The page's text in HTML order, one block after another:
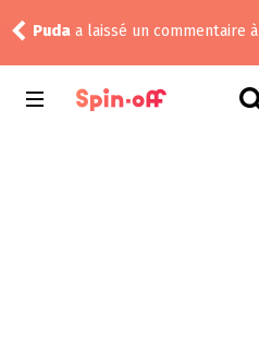
Puda a laissé un commentaire à